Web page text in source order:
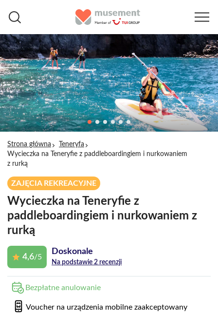
Strona główna
Teneryfa
Wycieczka na Teneryfie z paddleboardingiem i nurkowaniem
z rurką
ZAJĘCIA REKREACYJNE
Wycieczka na Teneryfie z
paddleboardingiem i nurkowaniem z
rurką
4,6/5
Doskonale
Na podstawie 2 recenzji
Bezpłatne anulowanie
Voucher na urządzenia mobilne zaakceptowany